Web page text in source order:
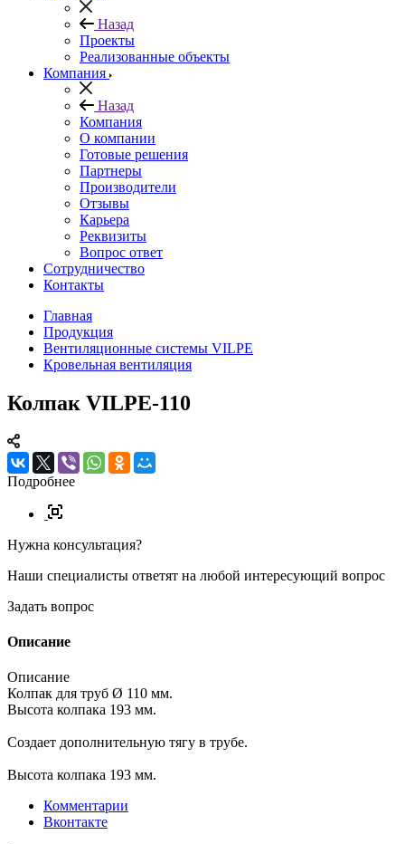
Назад
Проекты
Реализованные объекты
Компания
Назад
Компания
О компании
Готовые решения
Партнеры
Производители
Отзывы
Карьера
Реквизиты
Вопрос ответ
Сотрудничество
Контакты
Главная
Продукция
Вентиляционные системы VILPE
Кровельная вентиляция
Колпак VILPE-110
Подробнее
Нужна консультация?
Наши специалисты ответят на любой интересующий вопрос
Задать вопрос
Описание
Описание
Колпак для труб Ø 110 мм.
Высота колпака 193 мм.
Создает дополнительную тягу в трубе.
Высота колпака 193 мм.
Комментарии
Вконтакте